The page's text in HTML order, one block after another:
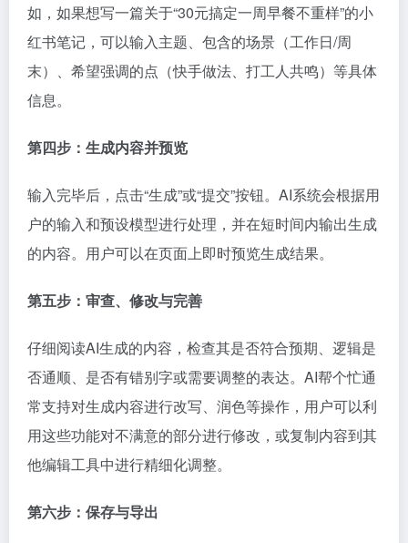
如，如果想写一篇关于“30元搞定一周早餐不重样”的小
红书笔记，可以输入主题、包含的场景（工作日/周
末）、希望强调的点（快手做法、打工人共鸣）等具体
信息。
第四步：生成内容并预览
输入完毕后，点击“生成”或“提交”按钮。AI系统会根据用
户的输入和预设模型进行处理，并在短时间内输出生成
的内容。用户可以在页面上即时预览生成结果。
第五步：审查、修改与完善
仔细阅读AI生成的内容，检查其是否符合预期、逻辑是
否通顺、是否有错别字或需要调整的表达。AI帮个忙通
常支持对生成内容进行改写、润色等操作，用户可以利
用这些功能对不满意的部分进行修改，或复制内容到其
他编辑工具中进行精细化调整。
第六步：保存与导出